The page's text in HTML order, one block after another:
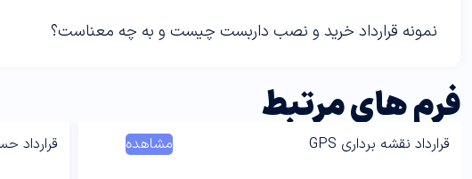
نمونه قرارداد خرید و نصب داربست چیست و به چه معناست؟
فرم های مرتبط
قرارداد نقشه برداری GPS مشاهده قرارداد